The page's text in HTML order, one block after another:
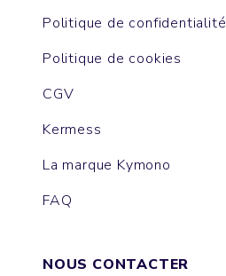
Politique de confidentialité
Politique de cookies
CGV
Kermess
La marque Kymono
FAQ
NOUS CONTACTER